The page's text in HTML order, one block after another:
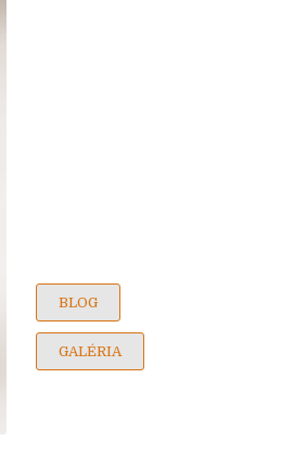
BLOG
GALÉRIA